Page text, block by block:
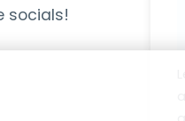
socials!